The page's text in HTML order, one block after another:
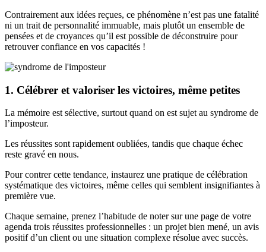
Contrairement aux idées reçues, ce phénomène n’est pas une fatalité
ni un trait de personnalité immuable, mais plutôt un ensemble de
pensées et de croyances qu’il est possible de déconstruire pour
retrouver confiance en vos capacités !
1. Célébrer et valoriser les victoires, même petites
La mémoire est sélective, surtout quand on est sujet au syndrome de
l’imposteur.
Les réussites sont rapidement oubliées, tandis que chaque échec
reste gravé en nous.
Pour contrer cette tendance, instaurez une pratique de célébration
systématique des victoires, même celles qui semblent insignifiantes à
première vue.
Chaque semaine, prenez l’habitude de noter sur une page de votre
agenda trois réussites professionnelles : un projet bien mené, un avis
positif d’un client ou une situation complexe résolue avec succès.